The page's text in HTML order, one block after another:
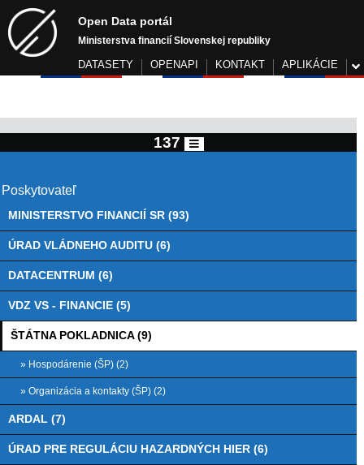
Open Data portál
Ministerstva financií Slovenskej republiky
DATASETY OPENAPI KONTAKT APLIKÁCIE
137
Poskytovateľ
MINISTERSTVO FINANCIÍ SR (93)
ÚRAD VLÁDNEHO AUDITU (6)
DATACENTRUM (6)
VDZ VS - FINANCIE (5)
ŠTÁTNA POKLADNICA (9)
» Hospodárenie (ŠP) (2)
» Organizácia a kontakty (ŠP) (2)
ARDAL (7)
ÚRAD PRE REGULÁCIU HAZARDNÝCH HIER (6)